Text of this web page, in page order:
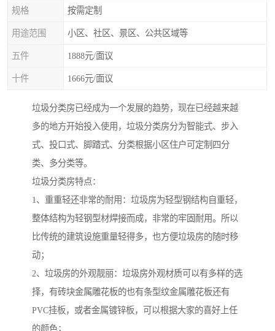
规格 按需定制
用途范围 小区、社区、景区、公共区域等
五件 1888元/面议
十件 1666元/面议
垃圾分类房已经成为一个发展的趋势，现在已经越来越
多的地方开始投入使用，垃圾分类房分为智能式、步入
式、投口式、脚踏式、分类根据小区住户可定制四分
类、多分类等。
垃圾分类房特点：
1、重重轻还非常的耐用：垃圾房为轻型钢结构自重轻，
整体结构为轻钢型材焊接而成，非常的牢固耐用。所以
比传统的建筑设施重量轻得多，也方便垃圾房的随时移
动；
2、垃圾房的外观靓丽：垃圾房外观材质可以有多样的选
择，有砖块金属雕花板的也有条型纹金属雕花板还有
PVC挂板，或者金属镀锌板，可以根据大家的喜好上任
的颜色；